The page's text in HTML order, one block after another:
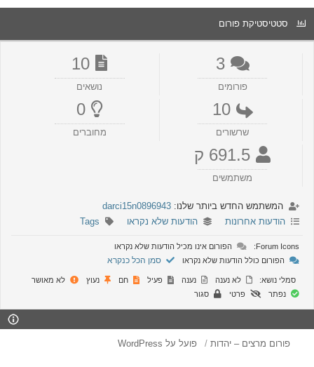
סטטיסטיקת פורום
3
פורומים
10
נושאים
10
שרשורים
0
מחוברים
691.5 ק
משתמשים
המשתמש החדש ביותר שלנו: darci15n0896943
הודעות אחרונות
הודעות שלא נקראו Tags
Forum Icons:
הפורום אינו מכיל הודעות שלא נקראו
הפורום כולל הודעות שלא נקראו
סמן הכל כנקרא
סמלי נושא: לא נענה נענה פעיל חם נעוץ
לא מאושר
נפתר
פרטי סגור
פורום מרצים – יהדות פועל על WordPress